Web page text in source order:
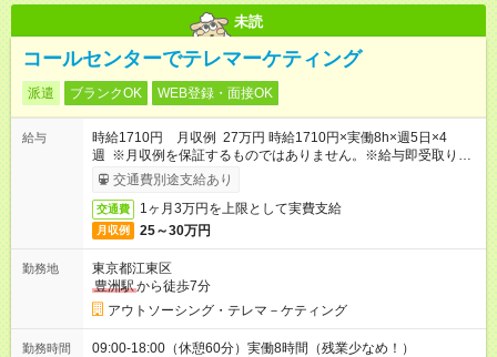
未読
コールセンターでテレマーケティング
派遣 ブランクOK WEB登録・面接OK
給与
時給1710円 月収例 27万円 時給1710円×実働8h×週5日×4
週 ※月収例を保証するものではありません。※給与即受取りサ
ービス利用可（利用条件有）
交通費別途支給あり
交通費 1ヶ月3万円を上限として実費支給
月収例 25～30万円
勤務地
東京都江東区
豊洲駅から徒歩7分
アウトソーシング・テレマ－ケティング
勤務時間 09:00-18:00（休憩60分）実働8時間（残業少なめ！）